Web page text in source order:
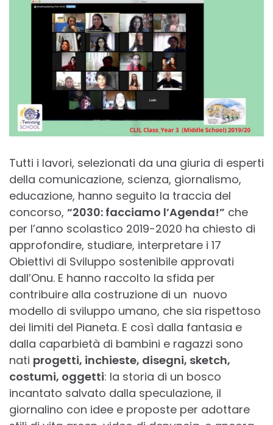
Tutti i lavori, selezionati da una giuria di esperti
della comunicazione, scienza, giornalismo,
educazione, hanno seguito la traccia del
concorso, “2030: facciamo l’Agenda!” che
per l’anno scolastico 2019-2020 ha chiesto di
approfondire, studiare, interpretare i 17
Obiettivi di Sviluppo sostenibile approvati
dall’Onu. E hanno raccolto la sfida per
contribuire alla costruzione di un nuovo
modello di sviluppo umano, che sia rispettoso
dei limiti del Pianeta. E così dalla fantasia e
dalla caparbietà di bambini e ragazzi sono
nati progetti, inchieste, disegni, sketch,
costumi, oggetti: la storia di un bosco
incantato salvato dalla speculazione, il
giornalino con idee e proposte per adottare